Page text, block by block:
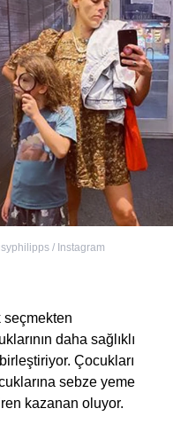
/ Instagram
seçmekten
daha sağlıklı
Çocukları
sebze yeme
kazanan oluyor.